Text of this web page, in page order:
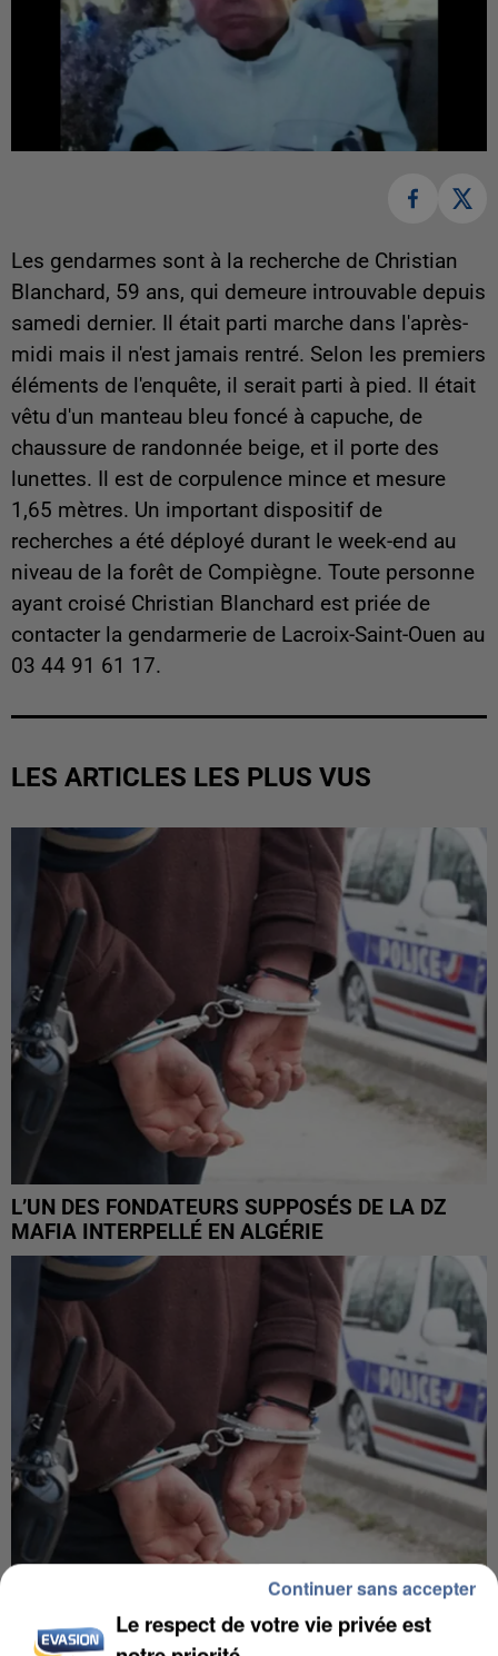
Les gendarmes sont à la recherche de Christian
Blanchard, 59 ans, qui demeure introuvable depuis
samedi dernier. Il était parti marche dans l'après-
midi mais il n'est jamais rentré. Selon les premiers
éléments de l'enquête, il serait parti à pied. Il était
vêtu d'un manteau bleu foncé à capuche, de
chaussure de randonnée beige, et il porte des
lunettes. Il est de corpulence mince et mesure
1,65 mètres. Un important dispositif de
recherches a été déployé durant le week-end au
niveau de la forêt de Compiègne. Toute personne
ayant croisé Christian Blanchard est priée de
contacter la gendarmerie de Lacroix-Saint-Ouen au
03 44 91 61 17.
LES ARTICLES LES PLUS VUS
L’UN DES FONDATEURS SUPPOSÉS DE LA DZ
MAFIA INTERPELLÉ EN ALGÉRIE
UN SECOND CADRE DE LA DZ MAFIA
Le respect de votre vie privée est
Continuer sans accepter